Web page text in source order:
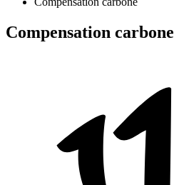
Compensation carbone